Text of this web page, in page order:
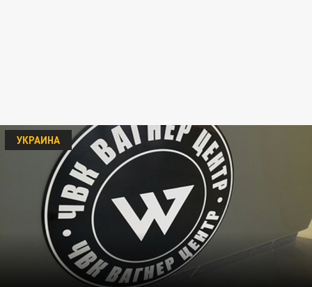
УКРАИНА